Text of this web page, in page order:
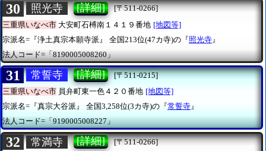
30 照光寺 [詳細]
[〒511-0266]
三重県いなべ市 大安町石榑南１４１９番地 [地図等]
宗派名=『浄土真宗本願寺派』
全国213位(47カ寺)の『照光寺 』
法人コード=「8190005008260」
31 常誓寺 [詳細]
[〒511-0215]
三重県いなべ市 員弁町東一色４２０番地 [地図等]
宗派名=『真宗大谷派』
全国3,258位(3カ寺)の『常誓寺 』
法人コード=「9190005008227」
32 常満寺 [詳細]
[〒511-0266]